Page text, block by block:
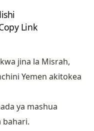
Link
jina la Misrah,
Yemen akitokea
ya mashua
bahari.